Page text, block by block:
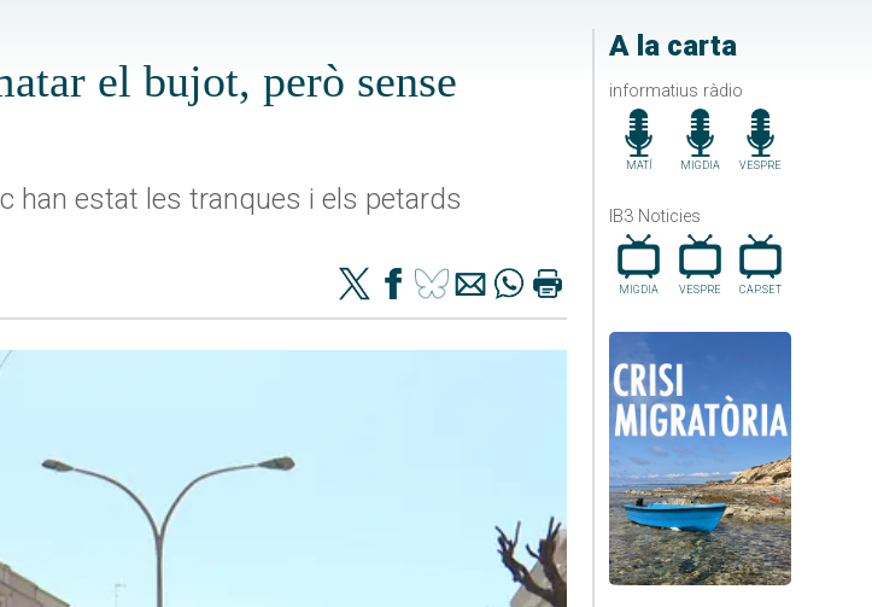
A la carta
informatius ràdio
MATÍ MIGDIA VESPRE
IB3 Noticies
MIGDIA VESPRE CAP.SET
el bujot, però sense
han estat les tranques i els petards